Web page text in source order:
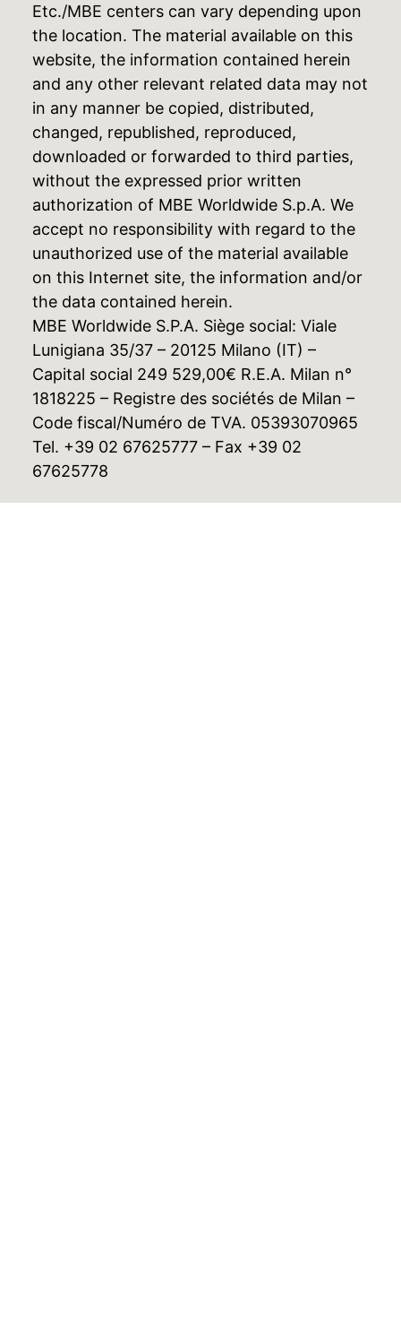
Etc./MBE centers can vary depending upon
the location. The material available on this
website, the information contained herein
and any other relevant related data may not
in any manner be copied, distributed,
changed, republished, reproduced,
downloaded or forwarded to third parties,
without the expressed prior written
authorization of MBE Worldwide S.p.A. We
accept no responsibility with regard to the
unauthorized use of the material available
on this Internet site, the information and/or
the data contained herein.
MBE Worldwide S.P.A. Siège social: Viale
Lunigiana 35/37 – 20125 Milano (IT) –
Capital social 249 529,00€ R.E.A. Milan n°
1818225 – Registre des sociétés de Milan –
Code fiscal/Numéro de TVA. 05393070965
Tel. +39 02 67625777 – Fax +39 02
67625778